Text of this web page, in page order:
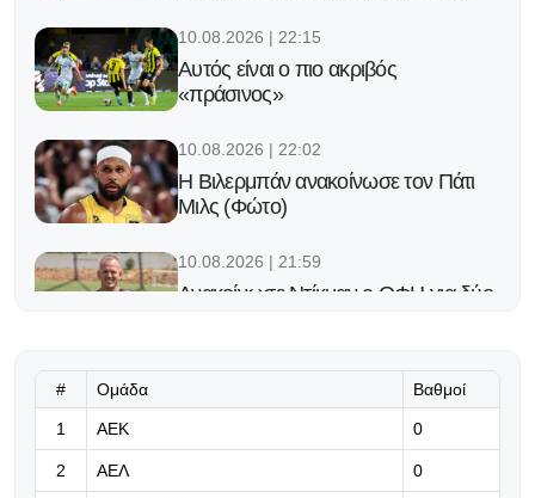
10.08.2026 | 22:15
Αυτός είναι ο πιο ακριβός
«πράσινος»
10.08.2026 | 22:02
Η Βιλερμπάν ανακοίνωσε τον Πάτι
Μιλς (Φώτο)
10.08.2026 | 21:59
Ανακοίνωσε Ντίκμαν ο ΟΦΗ για δύο
Λίγα τα 4.500: «Μεγάλη» η πίστη
10.08.2026 | 21:33
# Ομάδα Βαθμοί
1 ΑΕΚ 0
2 ΑΕΛ 0